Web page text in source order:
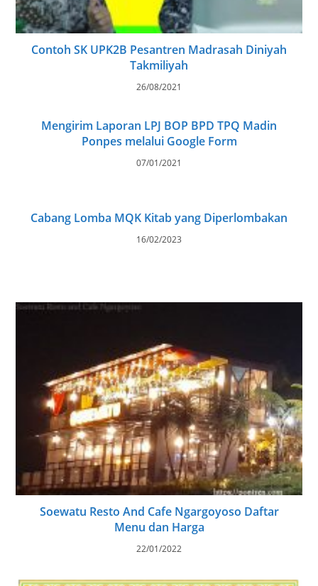
Contoh SK UPK2B Pesantren Madrasah Diniyah
Takmiliyah
26/08/2021
Mengirim Laporan LPJ BOP BPD TPQ Madin
Ponpes melalui Google Form
07/01/2021
Cabang Lomba MQK Kitab yang Diperlombakan
16/02/2023
Soewatu Resto And Cafe Ngargoyoso Daftar
Menu dan Harga
22/01/2022